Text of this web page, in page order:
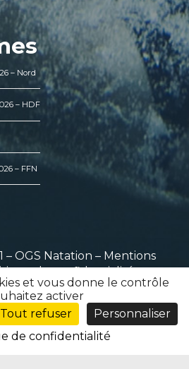
– Nord
– HDF
– FFN
– OGS Natation – Mentions
de confidentialité
et vous donne le contrôle
activer
Tout refuser
Personnaliser
de confidentialité